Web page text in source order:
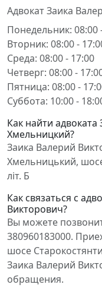
Адвокат Заика
Понедельник: 08:00
Вторник: 08:00 -
Среда: 08:00 - 17:00
Четверг: 08:00 -
Пятница: 08:00 -
Суббота: 10:00 -
Как найти
Хмельницкий?
Заика Валерий
Хмельницький,
літ. Б
Как связаться с
Викторович?
Вы можете
380960183000.
шосе
Заика Валерий
обращения.